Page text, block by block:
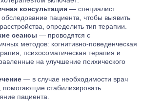
консультация — специалист
пациента, чтобы выявить
определить тип терапии.
сеансы — проводятся с
методов: когнитивно-поведенческая
психосоматическая терапия и
на улучшение психического
— в случае необходимости врач
помогающие стабилизировать
пациента.